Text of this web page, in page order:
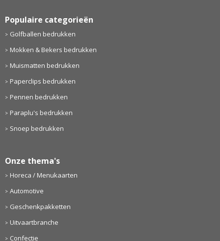
Populaire categorieën
Golfballen bedrukken
Mokken & Bekers bedrukken
Muismatten bedrukken
Paperclips bedrukken
Pennen bedrukken
Paraplu's bedrukken
Snoep bedrukken
Onze thema's
Horeca / Menukaarten
Automotive
Geschenkpakketten
Uitvaartbranche
Confectie